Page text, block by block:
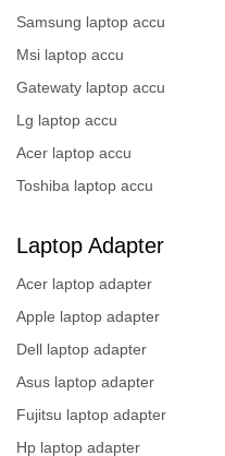
Samsung laptop accu
Msi laptop accu
Gatewaty laptop accu
Lg laptop accu
Acer laptop accu
Toshiba laptop accu
Laptop Adapter
Acer laptop adapter
Apple laptop adapter
Dell laptop adapter
Asus laptop adapter
Fujitsu laptop adapter
Hp laptop adapter